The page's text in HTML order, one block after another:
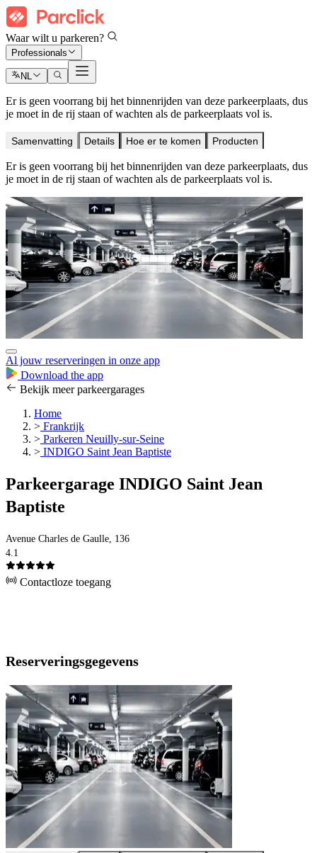
Waar wilt u parkeren?
Professionals
NL
Er is geen voorrang bij het binnenrijden van deze parkeerplaats, dus
je moet in de rij staan of wachten als de parkeerplaats vol is.
Samenvatting Details Hoe er te komen Producten
Er is geen voorrang bij het binnenrijden van deze parkeerplaats, dus
je moet in de rij staan of wachten als de parkeerplaats vol is.
Al jouw reserveringen in onze app
Download the app
Bekijk meer parkeergarages
Home
> Frankrijk
> Parkeren Neuilly-sur-Seine
> INDIGO Saint Jean Baptiste
Parkeergarage INDIGO Saint Jean
Baptiste
Avenue Charles de Gaulle, 136
4.1
Contactloze toegang
Reserveringsgegevens